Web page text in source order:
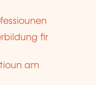
fir
am